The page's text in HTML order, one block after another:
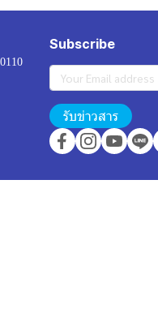
Subscribe
รับข่าวสาร